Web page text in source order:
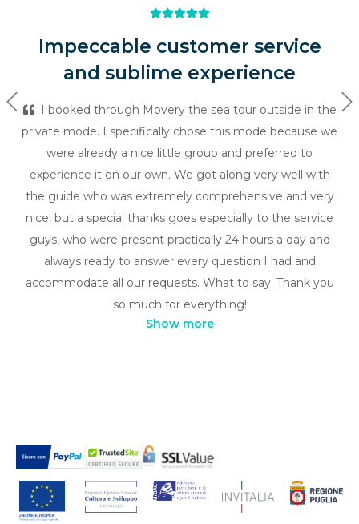
Impeccable customer service
and sublime experience
I booked through Movery the sea tour outside in the
private mode. I specifically chose this mode because we
were already a nice little group and preferred to
experience it on our own. We got along very well with
the guide who was extremely comprehensive and very
nice, but a special thanks goes especially to the service
guys, who were present practically 24 hours a day and
always ready to answer every question I had and
accommodate all our requests. What to say. Thank you
so much for everything!
Previous
Show more